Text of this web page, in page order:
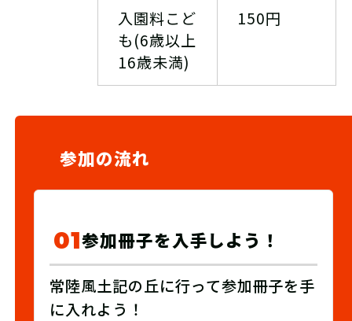
入園料こど
も(6歳以上
16歳未満)
150円
参加の流れ
01参加冊子を入手しよう！
常陸風土記の丘に行って参加冊子を手
に入れよう！